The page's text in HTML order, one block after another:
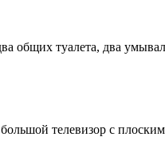
общих туалета, два
телевизор с